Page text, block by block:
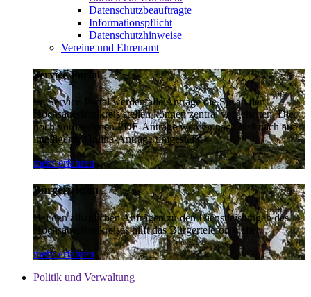
Datenschutzbeauftragte
Informationspflicht
Datenschutzhinweise
Vereine und Ehrenamt
Service-Portal
Im Service-Portal werden alle Anträge die Sie an den
Hochsauerlandkreis stellen können zentral vorgehalten. Die
noch vorhandenen PDF-Anträge werden nach und nach auf
intelligente Online-Anträge umgestellt.
mehr erfahren
Bürgertelefon
Bei den alltäglichen Anfragen zu den Dienstleistungen des
Hochsauerlandkreises hilft das Bürgertelefon weiter.
mehr erfahren
Politik und Verwaltung